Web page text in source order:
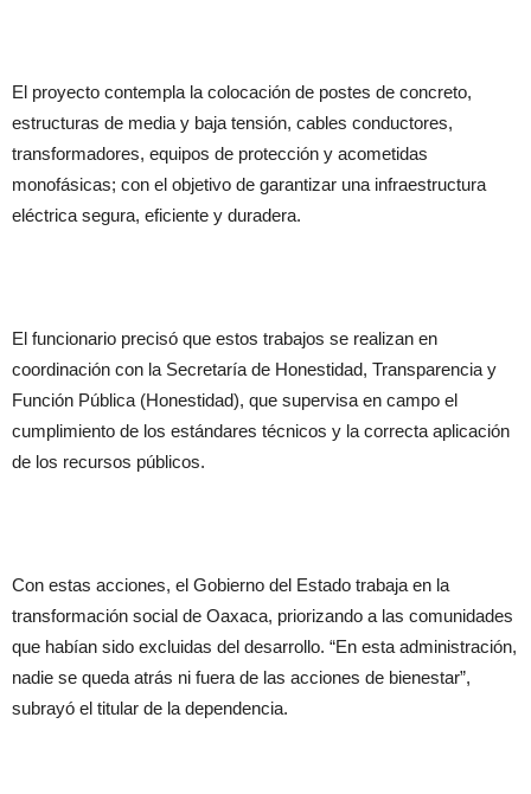
El proyecto contempla la colocación de postes de concreto,
estructuras de media y baja tensión, cables conductores,
transformadores, equipos de protección y acometidas
monofásicas; con el objetivo de garantizar una infraestructura
eléctrica segura, eficiente y duradera.
El funcionario precisó que estos trabajos se realizan en
coordinación con la Secretaría de Honestidad, Transparencia y
Función Pública (Honestidad), que supervisa en campo el
cumplimiento de los estándares técnicos y la correcta aplicación
de los recursos públicos.
Con estas acciones, el Gobierno del Estado trabaja en la
transformación social de Oaxaca, priorizando a las comunidades
que habían sido excluidas del desarrollo. “En esta administración,
nadie se queda atrás ni fuera de las acciones de bienestar”,
subrayó el titular de la dependencia.